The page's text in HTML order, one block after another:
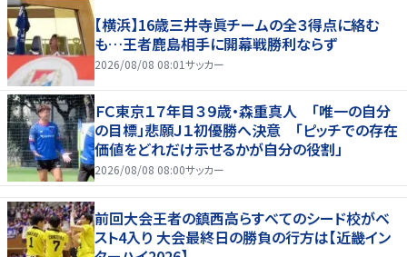
【横浜】16歳三井寺眞チームの全３得点に絡む
も…王者鹿島相手に開幕戦勝利ならず
2026/08/08 08:01サッカー
ＦＣ東京１７年目３９歳・森重真人 「唯一の自分
の目標」悲願Ｊ１初優勝へ決意 「ピッチでの存在
価値をどれだけ示せるかが自分の役割」
2026/08/08 08:00サッカー
前回大会王者の鎮西高らすべてのシード校がベ
スト4入り 大会最終日の勝負の行方は【近畿イン